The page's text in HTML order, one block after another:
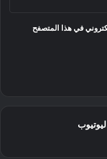
في هذا المتصفح